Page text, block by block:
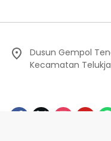
Dusun Gempol
Kecamatan